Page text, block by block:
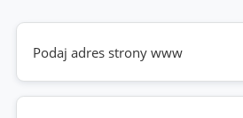
Twoja
strona
www
(wymagane)
Telefon